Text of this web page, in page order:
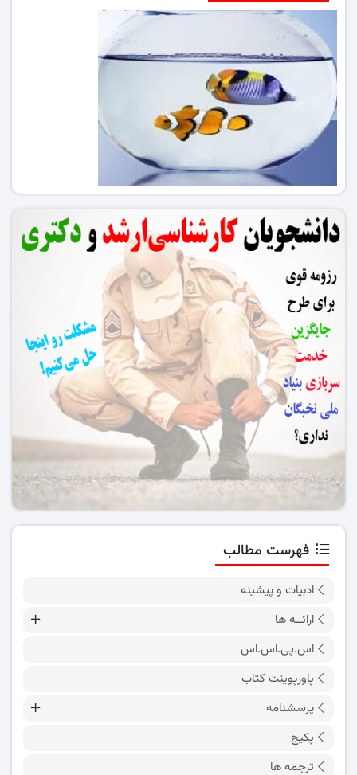
فهرست مطالب
ادبیات و پیشینه
ارائــه ها
اس.پی.اس.اس
پاورپوینت کتاب
پرسشنامه
پکیج
ترجمه ها